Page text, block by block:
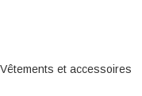
Vêtements et accessoires